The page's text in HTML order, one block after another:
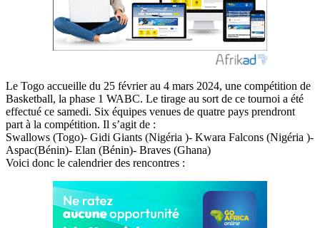
Le Togo accueille du 25 février au 4 mars 2024, une compétition de
Basketball, la phase 1 WABC. Le tirage au sort de ce tournoi a été
effectué ce samedi. Six équipes venues de quatre pays prendront
part à la compétition. Il s’agit de :
Swallows (Togo)- Gidi Giants (Nigéria )- Kwara Falcons (Nigéria )-
Aspac(Bénin)- Elan (Bénin)- Braves (Ghana)
Voici donc le calendrier des rencontres :